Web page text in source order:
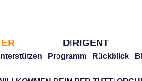
DIRIGENT
Programm Rückblick